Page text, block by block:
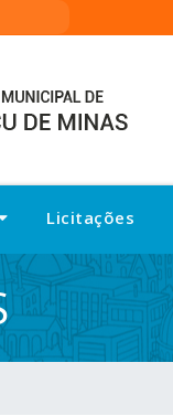
Licitações